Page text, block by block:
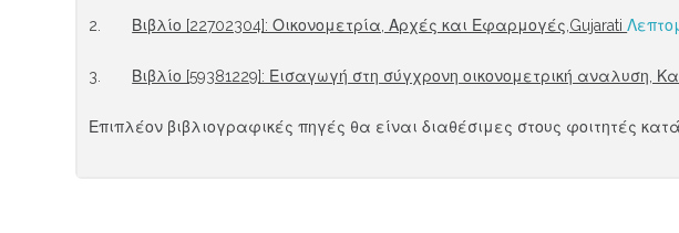
2. Βιβλίο [22702304]: Οικονομετρία, Αρχές και Εφαρμογές,Gujarati
3. Βιβλίο [59381229]: Εισαγωγή στη σύγχρονη οικονομετρική αναλυση,
Επιπλέον βιβλιογραφικές πηγές θα είναι διαθέσιμες στους φοιτητές